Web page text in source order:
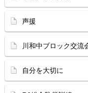
声援
川和中ブロック交流
自分を大切に